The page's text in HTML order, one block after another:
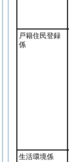
戸籍住民登録
係
生活環境係